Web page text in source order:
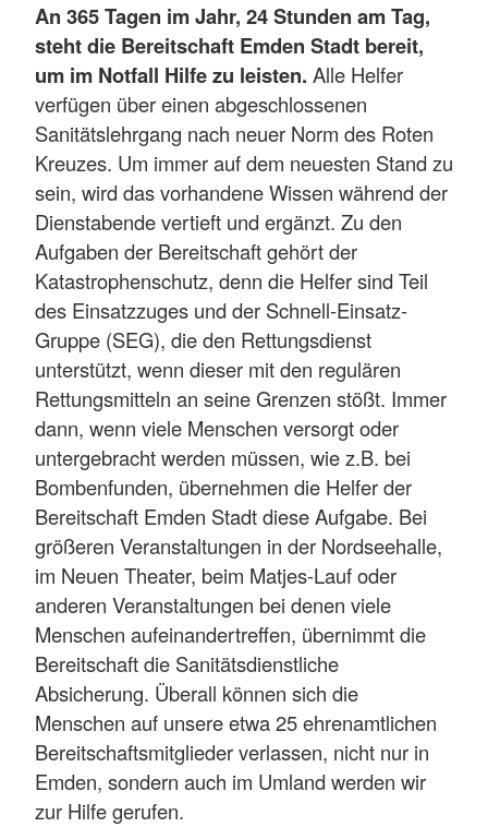
An 365 Tagen im Jahr, 24 Stunden am Tag,
steht die Bereitschaft Emden Stadt bereit,
um im Notfall Hilfe zu leisten. Alle Helfer
verfügen über einen abgeschlossenen
Sanitätslehrgang nach neuer Norm des Roten
Kreuzes. Um immer auf dem neuesten Stand zu
sein, wird das vorhandene Wissen während der
Dienstabende vertieft und ergänzt. Zu den
Aufgaben der Bereitschaft gehört der
Katastrophenschutz, denn die Helfer sind Teil
des Einsatzzuges und der Schnell-Einsatz-
Gruppe (SEG), die den Rettungsdienst
unterstützt, wenn dieser mit den regulären
Rettungsmitteln an seine Grenzen stößt. Immer
dann, wenn viele Menschen versorgt oder
untergebracht werden müssen, wie z.B. bei
Bombenfunden, übernehmen die Helfer der
Bereitschaft Emden Stadt diese Aufgabe. Bei
größeren Veranstaltungen in der Nordseehalle,
im Neuen Theater, beim Matjes-Lauf oder
anderen Veranstaltungen bei denen viele
Menschen aufeinandertreffen, übernimmt die
Bereitschaft die Sanitätsdienstliche
Absicherung. Überall können sich die
Menschen auf unsere etwa 25 ehrenamtlichen
Bereitschaftsmitglieder verlassen, nicht nur in
Emden, sondern auch im Umland werden wir
zur Hilfe gerufen.